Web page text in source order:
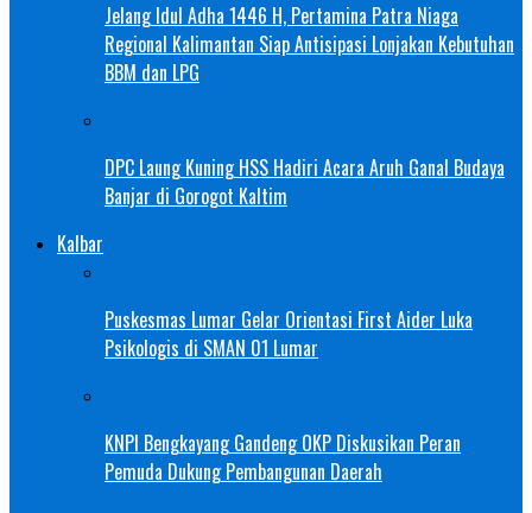
Jelang Idul Adha 1446 H, Pertamina Patra Niaga
Regional Kalimantan Siap Antisipasi Lonjakan Kebutuhan
BBM dan LPG
DPC Laung Kuning HSS Hadiri Acara Aruh Ganal Budaya
Banjar di Gorogot Kaltim
Kalbar
Puskesmas Lumar Gelar Orientasi First Aider Luka
Psikologis di SMAN 01 Lumar
KNPI Bengkayang Gandeng OKP Diskusikan Peran
Pemuda Dukung Pembangunan Daerah